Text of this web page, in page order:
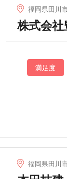
福岡県田川
株式会社
満足度
福岡県田川